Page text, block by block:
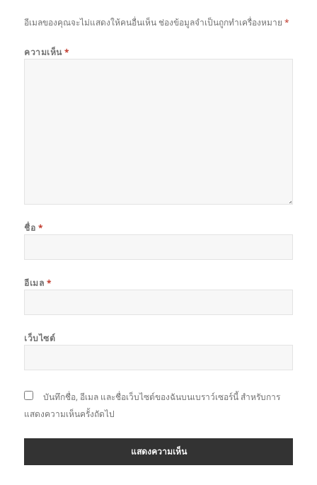
อีเมลของคุณจะไม่แสดงให้คนอื่นเห็น ช่องข้อมูลจำเป็นถูกทำเครื่องหมาย*
ความเห็น*
ชื่อ *
อีเมล *
เว็บไซต์
บันทึกชื่อ, อีเมล และชื่อเว็บไซต์ของฉันบนเบราว์เซอร์นี้ สำหรับการ
แสดงความเห็นครั้งถัดไป